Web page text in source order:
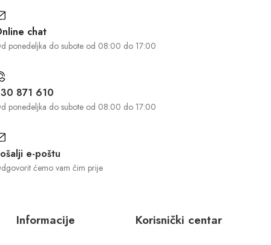
chat
ponedeljka do subote od 08:00 do 17:00
871 610
ponedeljka do subote od 08:00 do 17:00
e-poštu
ćemo vam čim prije
Informacije Korisnički centar